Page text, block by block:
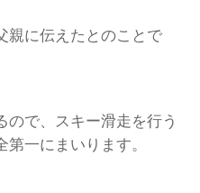
親に伝えたとのことで
ので、スキー滑走を行う
一にまいります。